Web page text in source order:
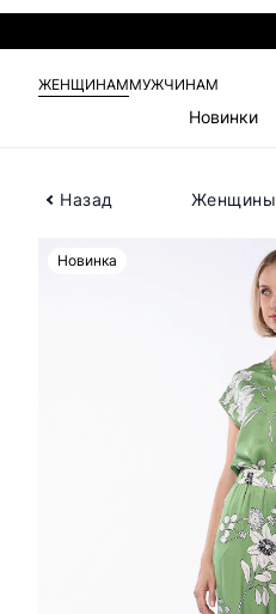
ЖЕНЩИНАММУЖЧИНАМ
Новинки
Назад Женщины
Новинка